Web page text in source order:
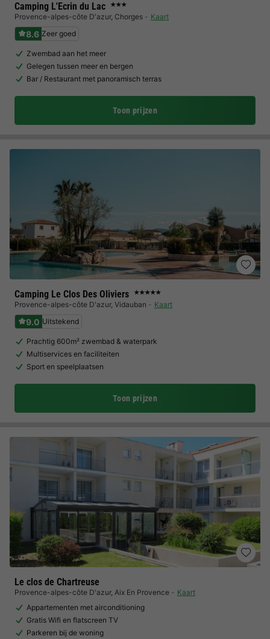
Camping L'Ecrin du Lac ★★★
Provence-alpes-côte D'azur, Chorges Kaart
8.6 Zeer goed
Zwembad aan het meer
Gelegen tussen meer en bergen
Bar / Restaurant met panoramisch terras
Toon prijzen
Camping Le Clos Des Oliviers ★★★★★
Provence-alpes-côte D'azur, Vidauban Kaart
9.0 Uitstekend
Prachtig 600m² zwembad & waterpark
Multiservices en faciliteiten
Sport en speelplaatsen
Toon prijzen
Le clos de Chartreuse
Provence-alpes-côte D'azur, Aix En Provence
Kaart
Appartementen met airconditioning
Gratis Wifi en flatscreen TV
Parkeren bij de woning